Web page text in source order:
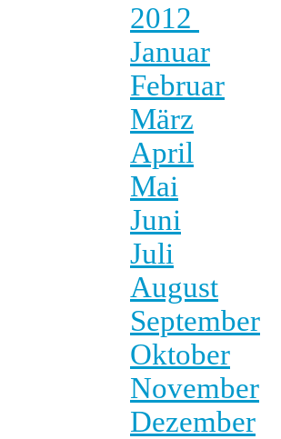
2012
Januar
Februar
März
April
Mai
Juni
Juli
August
September
Oktober
November
Dezember